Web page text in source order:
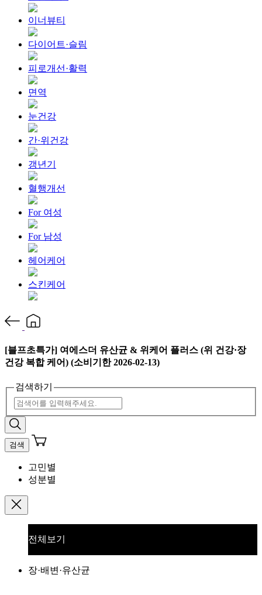
이너뷰티
다이어트·슬림
피로개선·활력
면역
눈건강
간·위건강
갱년기
혈행개선
For 여성
For 남성
헤어케어
스킨케어
[블프초특가] 여에스더 유산균 & 위케어 플러스 (위 건강·장
건강 복합 케어) (소비기한 2026-02-13)
검색하기
검색
고민별
성분별
전체보기
장·배변·유산균